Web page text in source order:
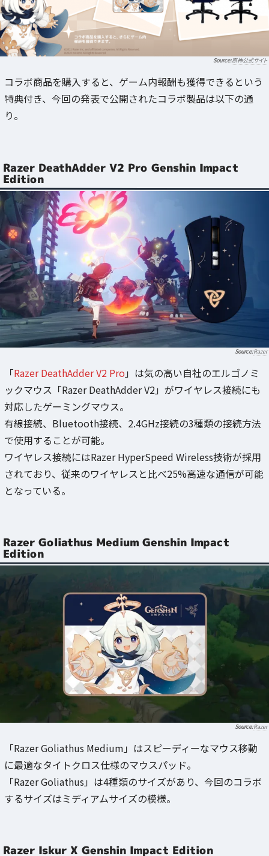
原神公式サイト
コラボ商品を購入すると、ゲーム内報酬も獲得できるという
特典付き、今回の発表で公開されたコラボ製品は以下の通
り。
Razer DeathAdder V2 Pro Genshin Impact
Edition
Razer
「Razer DeathAdder V2 Pro 」は気の高い自社のエルゴノミ
ックマウス「Razer DeathAdder V2」がワイヤレス接続にも
対応したゲーミングマウス。
有線接続、Bluetooth接続、2.4GHz接続の3種類の接続方法
で使用することが可能。
ワイヤレス接続にはRazer HyperSpeed Wireless技術が採用
されており、従来のワイヤレスと比べ25%高速な通信が可能
となっている。
Razer Goliathus Medium Genshin Impact
Edition
Razer
「Razer Goliathus Medium」はスピーディーなマウス移動
に最適なタイトクロス仕様のマウスパッド。
「Razer Goliathus」は4種類のサイズがあり、今回のコラボ
するサイズはミディアムサイズの模様。
Razer Iskur X Genshin Impact Edition